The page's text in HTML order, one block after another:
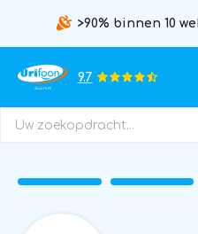
>90% binnen 10
9.7